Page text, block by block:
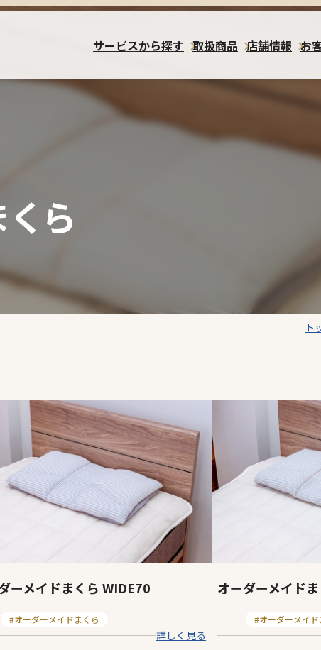
サービスから探す 取扱商品 店舗情報 お
ページ一覧を閉じる
ら
ト
ーメイドまくら WIDE70
オーダーメイドまくら
詳しく見る
オーダーメイド
テ
オーダーメイド